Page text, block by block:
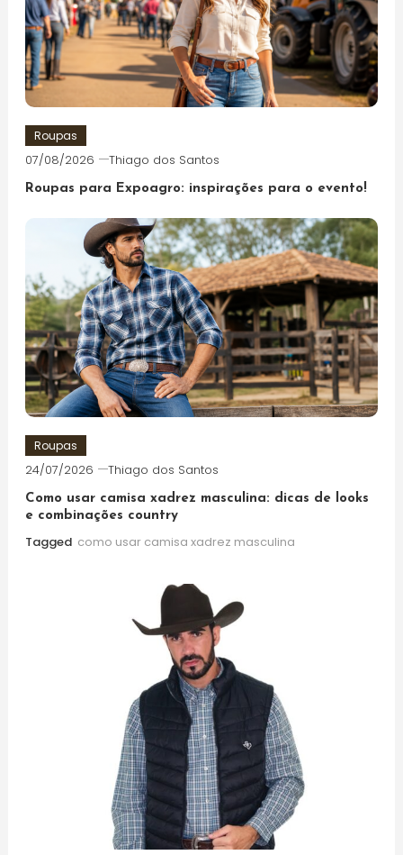
Roupas
07/08/2026 Thiago dos Santos
Roupas para Expoagro: inspirações para o evento!
Roupas
24/07/2026 Thiago dos Santos
Como usar camisa xadrez masculina: dicas de looks
e combinações country
Tagged como usar camisa xadrez masculina